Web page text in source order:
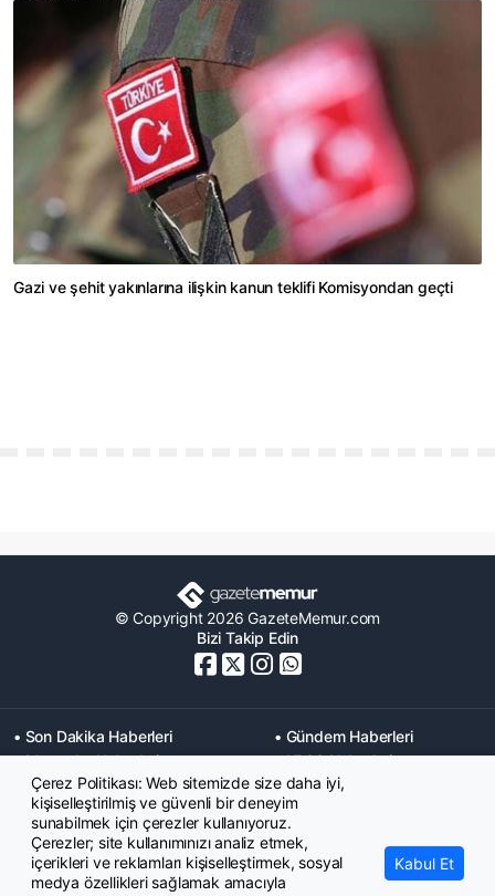
Gazi ve şehit yakınlarına ilişkin kanun teklifi Komisyondan geçti
© Copyright 2026 GazeteMemur.com
Bizi Takip Edin
• Son Dakika Haberleri
• Gündem Haberleri
• Memurlar Haberleri
• KPSS Haberleri
• Ekonomi Haberleri
• Eğitim Haberleri
• Yaşam Haberleri
• Maaş Verileri Haberleri
• Mahkeme Kararları
Haberleri
Çerez Politikası: Web sitemizde size daha iyi,
kişiselleştirilmiş ve güvenli bir deneyim
sunabilmek için çerezler kullanıyoruz.
Çerezler; site kullanımınızı analiz etmek,
içerikleri ve reklamları kişiselleştirmek, sosyal
medya özellikleri sağlamak amacıyla
Kabul Et